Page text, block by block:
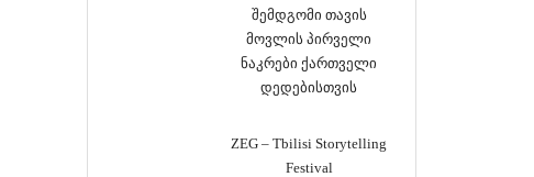
შემდგომი თავის
მოვლის პირველი
ნაკრები ქართველი
დედებისთვის
ZEG – Tbilisi Storytelling
Festival